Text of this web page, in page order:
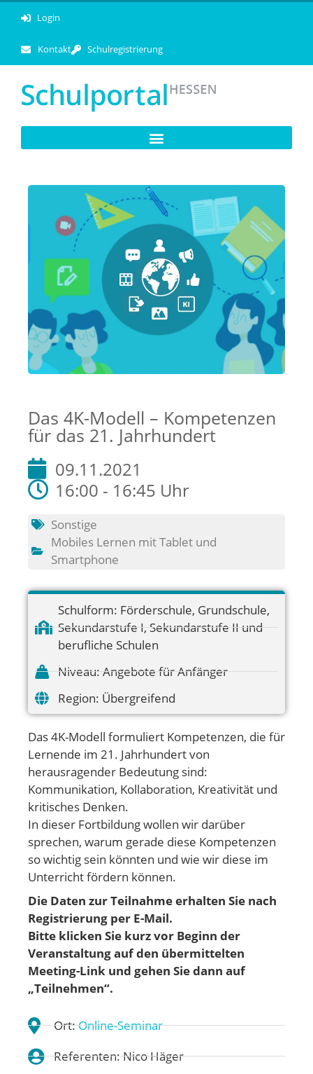
Login
Kontakt Schulregistrierung
Das 4K-Modell – Kompetenzen
für das 21. Jahrhundert
09.11.2021
16:00 - 16:45 Uhr
Sonstige
Mobiles Lernen mit Tablet und
Smartphone
Schulform: Förderschule, Grundschule,
Sekundarstufe I, Sekundarstufe II und
berufliche Schulen
Niveau: Angebote für Anfänger
Region: Übergreifend
Das 4K-Modell formuliert Kompetenzen, die für
Lernende im 21. Jahrhundert von
herausragender Bedeutung sind:
Kommunikation, Kollaboration, Kreativität und
kritisches Denken.
In dieser Fortbildung wollen wir darüber
sprechen, warum gerade diese Kompetenzen
so wichtig sein könnten und wie wir diese im
Unterricht fördern können.
Die Daten zur Teilnahme erhalten Sie nach
Registrierung per E-Mail.
Bitte klicken Sie kurz vor Beginn der
Veranstaltung auf den übermittelten
Meeting-Link und gehen Sie dann auf
„Teilnehmen“.
Ort:Online-Seminar
Referenten: Nico Häger